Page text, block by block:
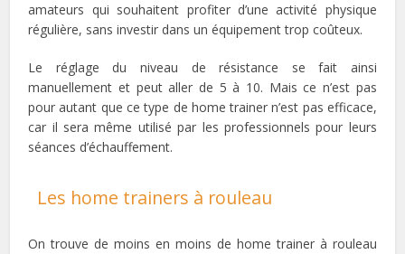
amateurs qui souhaitent profiter d’une activité physique
régulière, sans investir dans un équipement trop coûteux.
Le réglage du niveau de résistance se fait ainsi
manuellement et peut aller de 5 à 10. Mais ce n’est pas
pour autant que ce type de home trainer n’est pas efficace,
car il sera même utilisé par les professionnels pour leurs
séances d’échauffement.
Les home trainers à rouleau
On trouve de moins en moins de home trainer à rouleau